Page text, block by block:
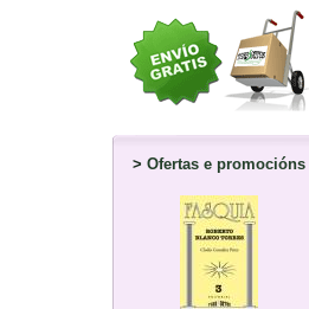
> Ofertas e promocións